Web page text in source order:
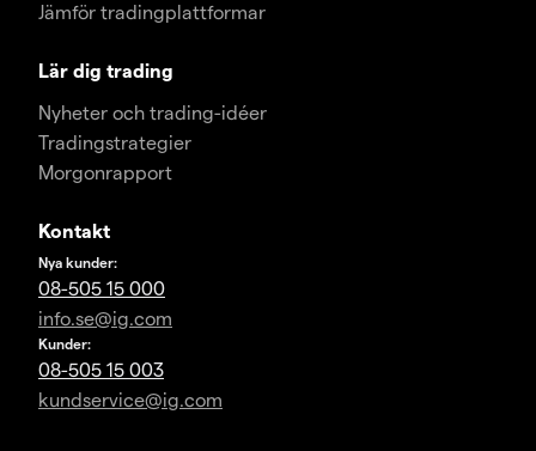
Jämför tradingplattformar
Lär dig trading
Nyheter och trading-idéer
Tradingstrategier
Morgonrapport
Kontakt
Nya kunder:
08-505 15 000
info.se@ig.com
Kunder:
08-505 15 003
kundservice@ig.com